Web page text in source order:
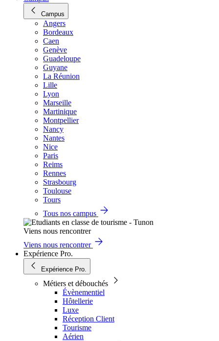
Campus
Angers
Bordeaux
Caen
Genève
Guadeloupe
Guyane
La Réunion
Lille
Lyon
Marseille
Martinique
Montpellier
Nancy
Nantes
Nice
Paris
Reims
Rennes
Strasbourg
Toulouse
Tours
Tous nos campus
Viens nous rencontrer
Viens nous rencontrer
Expérience Pro.
Expérience Pro.
Métiers et débouchés
Évènementiel
Hôtellerie
Luxe
Réception Client
Tourisme
Aérien